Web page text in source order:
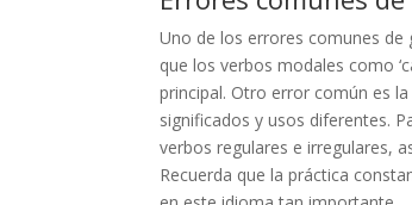
Uno de los errores comunes
que los verbos modales como
principal. Otro error común es la
significados y usos diferentes.
verbos regulares e irregulares,
Recuerda que la práctica